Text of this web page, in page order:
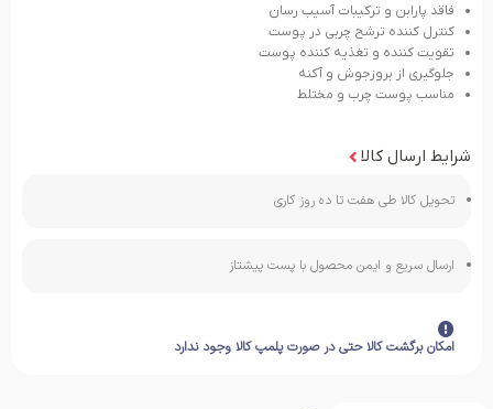
فاقد پارابن و ترکیبات آسیب رسان
کنترل کننده ترشح چربی در پوست
تقویت کننده و تغذیه کننده پوست
جلوگیری از بروزجوش و آکنه
مناسب پوست چرب و مختلط
شرایط ارسال کالا
تحویل کالا طی هفت تا ده روز کاری
ارسال سریع و ایمن محصول با پست پیشتاز
امکان برگشت کالا حتی در صورت پلمپ کالا وجود ندارد